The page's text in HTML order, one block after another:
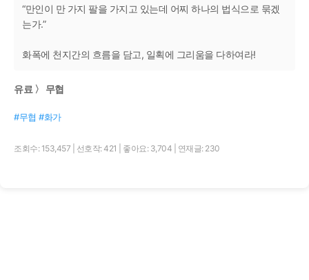
“만인이 만 가지 팔을 가지고 있는데 어찌 하나의 법식으로 묶겠
는가.”
화폭에 천지간의 흐름을 담고, 일획에 그리움을 다하여라!
유료 〉 무협
#무협 #화가
조회수: 153,457 선호작: 421 좋아요: 3,704 연재글: 230